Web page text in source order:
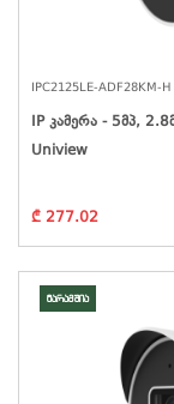
IPC2125LE-ADF28KM-H
IP Კამერა - 5მპ,
Uniview
₾ 277.02
მარაგშია